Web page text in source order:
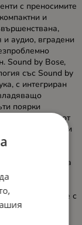
с преносимите
и
аудио, вградени
Sound by Bose,
със Sound by
с интегриран
поярки
задвижвани от
по-жизнени
Лесен
любимите ви
всичко това на
Компактен
на открито, с
забавление с
Поддържа